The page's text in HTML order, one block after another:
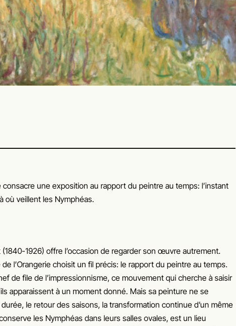
une exposition au rapport du peintre au temps: l’instant
où veillent les Nymphéas.
1926) offre l’occasion de regarder son œuvre autrement.
l’Orangerie choisit un fil précis: le rapport du peintre au temps.
de file de l’impressionnisme, ce mouvement qui cherche à saisir
apparaissent à un moment donné. Mais sa peinture ne se
le retour des saisons, la transformation continue d’un même
les Nymphéas dans leurs salles ovales, est un lieu